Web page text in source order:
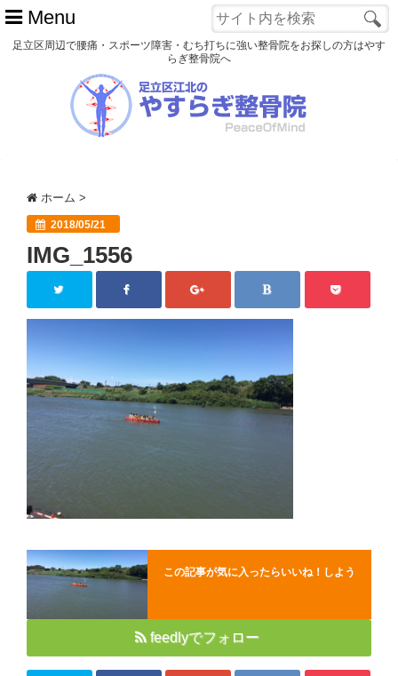
Menu
スポーツ障害
患者様の声
アクセス
Close
足立区周辺で腰痛・スポーツ障害・むち打ちに強い整骨院をお探しの方はやす
らぎ整骨院へ
ホーム >
2018/05/21
IMG_1556
この記事が気に入ったらいいね！しよう
feedlyでフォロー